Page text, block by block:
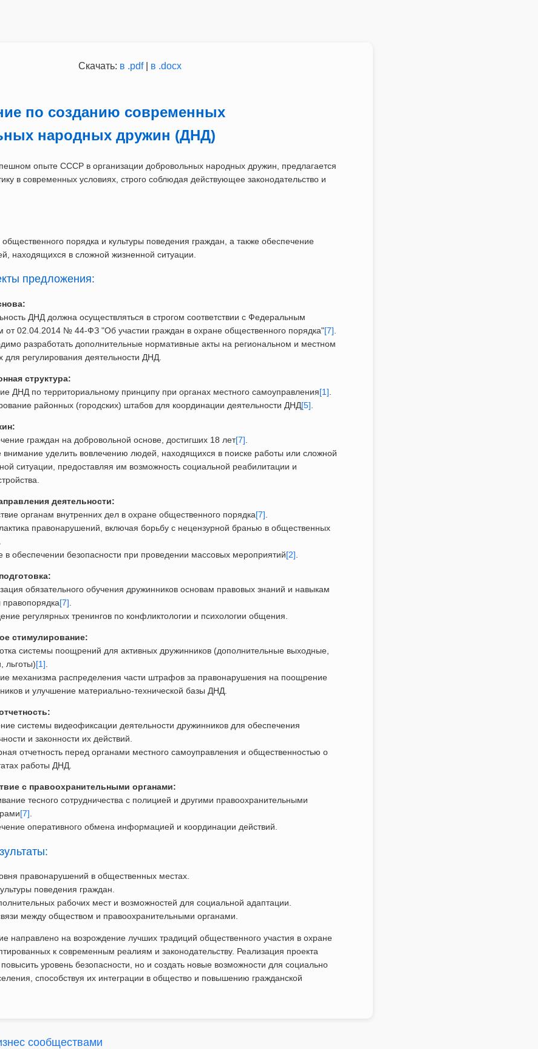
Скачать: в .pdf| в .docx
по созданию современных
народных дружин (ДНД)
опыте СССР в организации добровольных народных дружин, предлагается
в современных условиях, строго соблюдая действующее законодательство и
порядка и культуры поведения граждан, а также обеспечение
находящихся в сложной жизненной ситуации.
предложения:
ДНД должна осуществляться в строгом соответствии с Федеральным
от 02.04.2014 № 44-ФЗ "Об участии граждан в охране общественного порядка"[7]
разработать дополнительные нормативные акты на региональном и местном
для регулирования деятельности ДНД.
структура:
ДНД по территориальному принципу при органах местного самоуправления[1]
районных (городских) штабов для координации деятельности ДНД[5]
граждан на добровольной основе, достигших 18 лет[7]
внимание уделить вовлечению людей, находящихся в поиске работы или сложной
ситуации, предоставляя им возможность социальной реабилитации и
деятельности:
органам внутренних дел в охране общественного порядка[7]
правонарушений, включая борьбу с нецензурной бранью в общественных
в обеспечении безопасности при проведении массовых мероприятий[2]
обязательного обучения дружинников основам правовых знаний и навыкам
[7]
регулярных тренингов по конфликтологии и психологии общения.
стимулирование:
системы поощрений для активных дружинников (дополнительные выходные,
льготы)[1]
механизма распределения части штрафов за правонарушения на поощрение
и улучшение материально-технической базы ДНД.
системы видеофиксации деятельности дружинников для обеспечения
и законности их действий.
отчетность перед органами местного самоуправления и общественностью о
работы ДНД.
с правоохранительными органами:
тесного сотрудничества с полицией и другими правоохранительными
[7]
оперативного обмена информацией и координации действий.
правонарушений в общественных местах.
поведения граждан.
рабочих мест и возможностей для социальной адаптации.
между обществом и правоохранительными органами.
направлено на возрождение лучших традиций общественного участия в охране
к современным реалиям и законодательству. Реализация проекта
повысить уровень безопасности, но и создать новые возможности для социально
способствуя их интеграции в общество и повышению гражданской
сообществами